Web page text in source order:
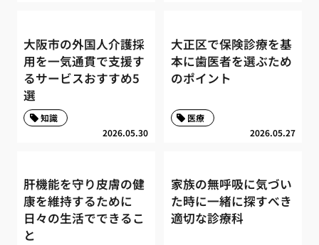
大阪市の外国人介護採
用を一気通貫で支援す
るサービスおすすめ5
選
2026.05.30
知識
大正区で保険診療を基
本に歯医者を選ぶため
のポイント
2026.05.27
医療
肝機能を守り皮膚の健
康を維持するために
日々の生活でできるこ
と
家族の無呼吸に気づい
た時に一緒に探すべき
適切な診療科